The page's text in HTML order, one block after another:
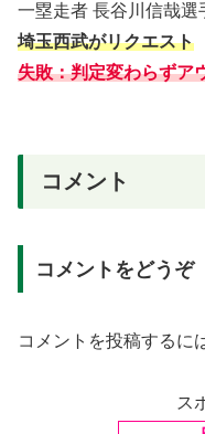
一塁走者 長谷川信哉
埼玉西武がリクエスト
失敗：判定変わらずア
コメント
コメントをどうぞ
コメントを投稿するに
ス